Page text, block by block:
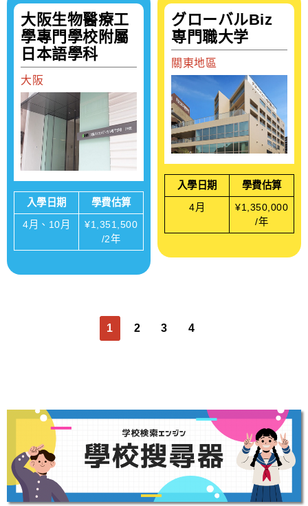
大阪生物醫療工
學專門學校附屬
日本語學科
大阪
入學日期
學費估算
4月、10月
¥1,351,500
/2年
グローバルBiz
専門職大学
關東地區
入學日期
學費估算
4月
¥1,350,000
/年
1 2 3 4